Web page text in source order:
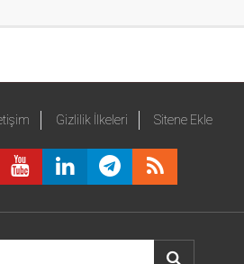
Gizlilik İlkeleri Sitene Ekle